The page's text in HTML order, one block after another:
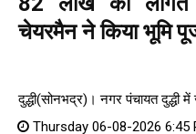
चेयरमैन ने किया भूमि
दुद्धी(सोनभद्र)। नगर पंचायत दुद्धी
Thursday 06-08-2026 6:45